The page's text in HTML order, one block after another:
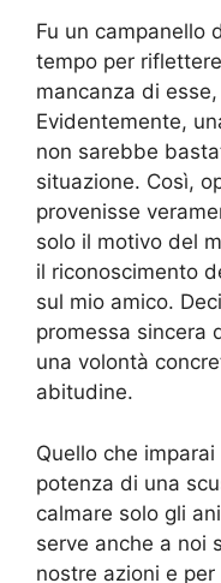
Fu un campanello
tempo per
mancanza di
Evidentemente,
non sarebbe
situazione. Così,
provenisse
solo il motivo del
il riconoscimento
sul mio amico.
promessa sincera
una volontà
abitudine.
Quello che
potenza di una
calmare solo gli
serve anche a noi
nostre azioni e